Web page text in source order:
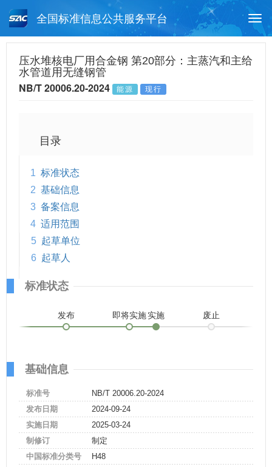
全国标准信息公共服务平台
标准公告查询
压水堆核电厂用合金钢 第20部分：主蒸汽和主给
水管道用无缝钢管
NB/T 20006.20-2024 能源 现行
目录
1 标准状态
2 基础信息
3 备案信息
4 适用范围
5 起草单位
6 起草人
标准状态
发布 即将实施实施 废止
基础信息
标准号
NB/T 20006.20-2024
发布日期
2024-09-24
实施日期
2025-03-24
制修订
制定
中国标准分类号
H48